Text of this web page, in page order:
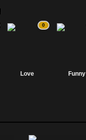
0
Love Funny